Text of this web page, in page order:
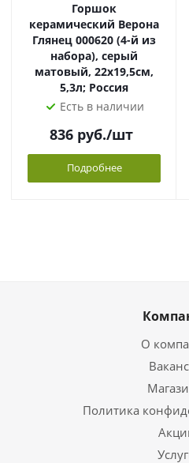
Горшок
керамический Верона
Глянец 000620 (4-й из
набора), серый
матовый, 22х19,5см,
5,3л; Россия
Есть в наличии
836 руб./шт
Подробнее
О
Политика